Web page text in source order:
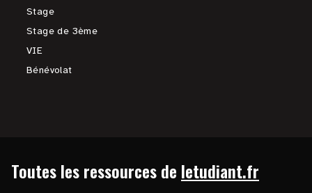
Stage
Stage de 3ème
VIE
Bénévolat
Toutes les ressources de letudiant.fr